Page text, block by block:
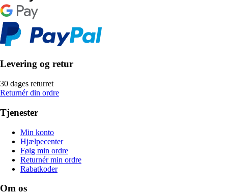
Levering og retur
30 dages returret
Returnér din ordre
Tjenester
Min konto
Hjælpecenter
Følg min ordre
Returnér min ordre
Rabatkoder
Om os